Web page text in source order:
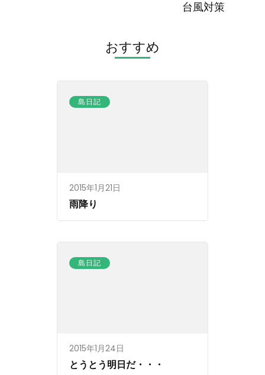
台風対策
おすすめ
島日記
2015年1月21日
雨降り
島日記
2015年1月24日
とうとう明日だ・・・